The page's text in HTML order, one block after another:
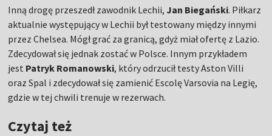
Inną drogę przeszedł zawodnik Lechii, Jan Biegański. Piłkarz
aktualnie występujący w Lechii był testowany między innymi
przez Chelsea. Mógł grać za granicą, gdyż miał ofertę z Lazio.
Zdecydował się jednak zostać w Polsce. Innym przykładem
jest Patryk Romanowski, który odrzucił testy Aston Villi
oraz Spal i zdecydował się zamienić Escolę Varsovia na Legię,
gdzie w tej chwili trenuje w rezerwach.
Czytaj też